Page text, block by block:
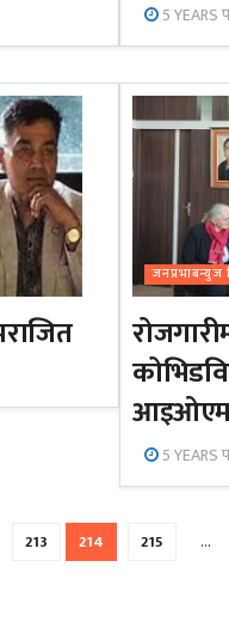
5 YEARS
जनप्रभाबन्युज
5 YEARS
213 214 215 …